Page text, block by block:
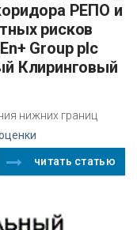
РЕПО и
рисков
Group plc
Клиринговый
нижних границ
читать статью